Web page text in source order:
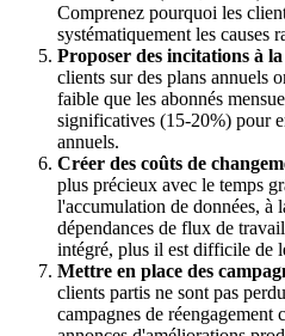
Comprenez pourquoi les
systématiquement les causes
Proposer des incitations à
clients sur des plans annuels
faible que les abonnés
significatives (15-20%) pour
annuels.
Créer des coûts de
plus précieux avec le temps
l'accumulation de données, à
dépendances de flux de
intégré, plus il est difficile de
Mettre en place des
clients partis ne sont pas
campagnes de réengagement